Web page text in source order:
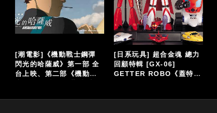
[潮電影]《機動戰士鋼彈
閃光的哈薩威》第一部 全
台上映、第二部《機動戰
[日系玩具] 超合金魂 總力
回顧特輯 [GX-06]
GETTER ROBO《蓋特機